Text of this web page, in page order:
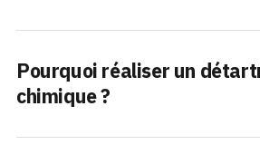
Pourquoi réaliser un
chimique ?